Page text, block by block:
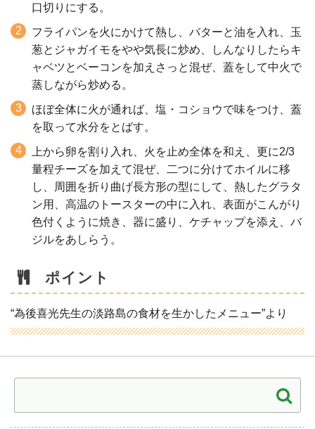
口切りにする。
フライパンを火にかけて熱し、バターと油を入れ、玉
葱とジャガイモをやや気長に炒め、しんなりしたらキ
ャベツとベーコンを加えさっと混ぜ、蓋をして中火で
蒸しながら炒める。
ほぼ全体に火が通れば、塩・コショウで味をつけ、蓋
を取って水分をとばす。
上から卵を割り入れ、火を止め全体を和え、更に2/3
量程チーズを加えて混ぜ、二つに分けてホイルに移
し、周囲を折り曲げ長方形の型にして、熱したグラタ
ン用、高温のトースターの中に入れ、表面がこんがり
色付くように焼き、器に盛り、ケチャップを添え、バ
ジルをあしらう。
ポイント
“為後喜光先生の淡路島の食材を生かしたメニュー”より